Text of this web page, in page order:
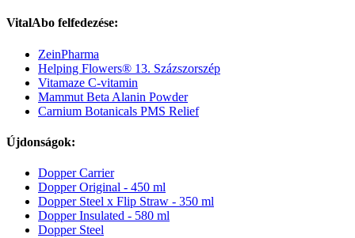
VitalAbo felfedezése:
ZeinPharma
Helping Flowers® 13. Százszorszép
Vitamaze C-vitamin
Mammut Beta Alanin Powder
Carnium Botanicals PMS Relief
Újdonságok:
Dopper Carrier
Dopper Original - 450 ml
Dopper Steel x Flip Straw - 350 ml
Dopper Insulated - 580 ml
Dopper Steel